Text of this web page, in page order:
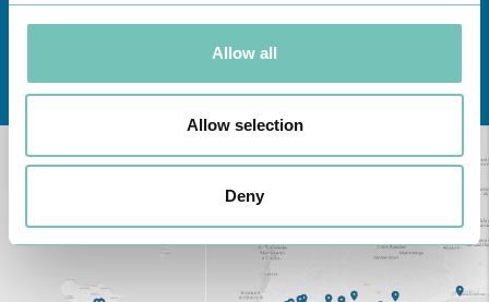
Allow all
Allow selection
Deny